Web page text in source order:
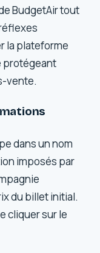
BudgetAir tout
la plateforme
protégeant
vente.
dans un nom
imposés par
du billet initial.
cliquer sur le